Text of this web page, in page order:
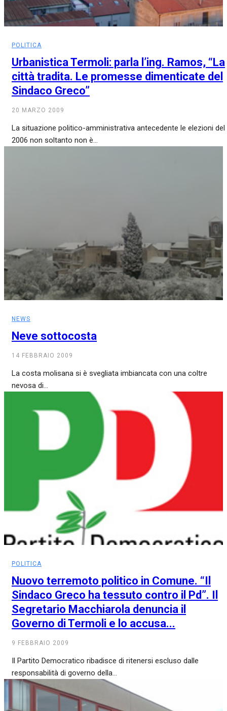
POLITICA
Urbanistica Termoli: parla l’ing. Ramos, “La
città tradita. Le promesse dimenticate del
Sindaco Greco”
20 MARZO 2009
La situazione politico-amministrativa antecedente le elezioni del
2006 non soltanto non è...
NEWS
Neve sottocosta
14 FEBBRAIO 2009
La costa molisana si è svegliata imbiancata con una coltre
nevosa di...
POLITICA
Nuovo terremoto politico in Comune. “Il
Sindaco Greco ha tessuto contro il Pd”. Il
Segretario Macchiarola denuncia il
Governo di Termoli e lo accusa...
9 FEBBRAIO 2009
Il Partito Democratico ribadisce di ritenersi escluso dalle
responsabilità di governo della...